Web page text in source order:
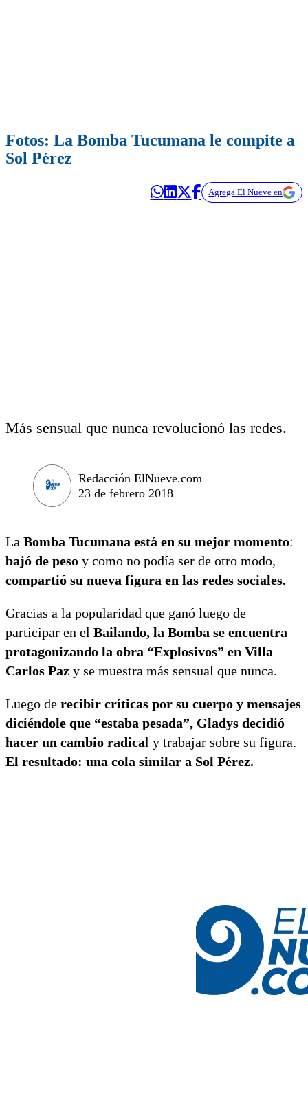
Fotos: La Bomba Tucumana le compite a
Sol Pérez
Agrega El Nueve en
Más sensual que nunca revolucionó las redes.
Redacción ElNueve.com
23 de febrero 2018
La Bomba Tucumana está en su mejor momento:
bajó de peso y como no podía ser de otro modo,
compartió su nueva figura en las redes sociales.
Gracias a la popularidad que ganó luego de
participar en el Bailando, la Bomba se encuentra
protagonizando la obra “Explosivos” en Villa
Carlos Paz y se muestra más sensual que nunca.
Luego de recibir críticas por su cuerpo y mensajes
diciéndole que “estaba pesada”, Gladys decidió
hacer un cambio radical y trabajar sobre su figura.
El resultado: una cola similar a Sol Pérez.